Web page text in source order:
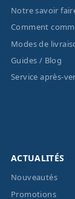
Notre savoir
Comment
Modes de
Guides / Blog
Service après-
ACTUALITÉS
Nouveautés
Promotions